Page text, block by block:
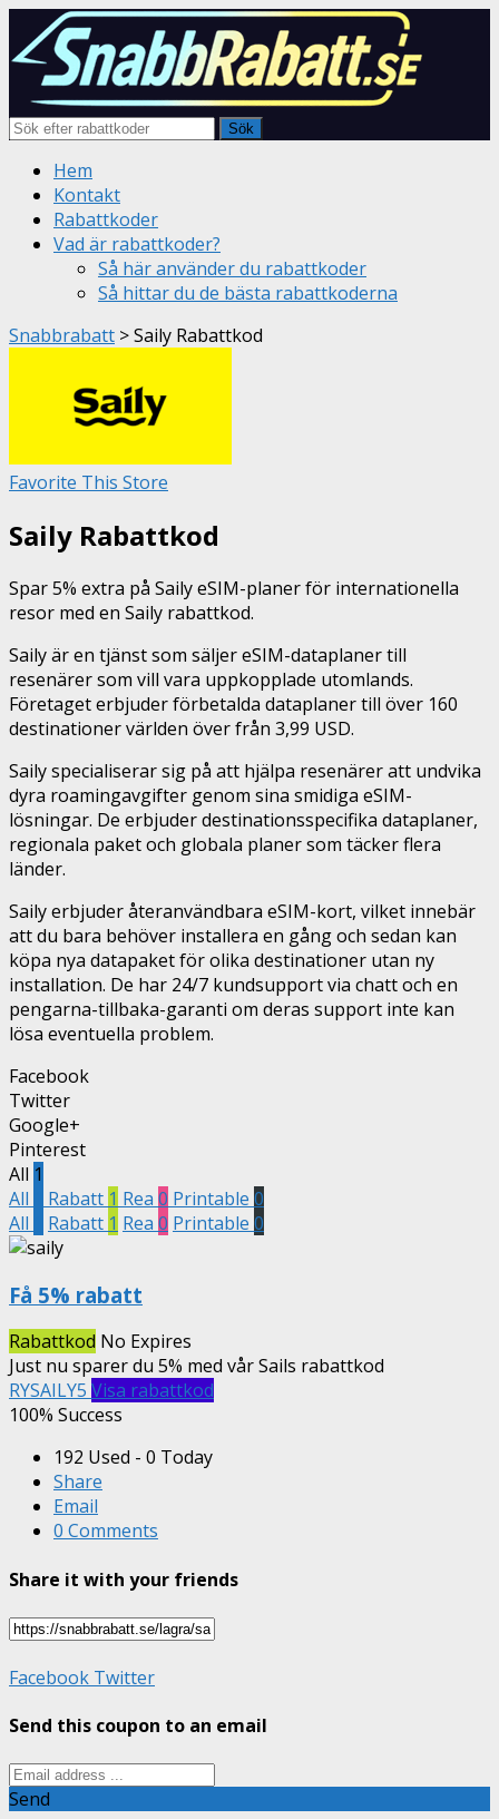
Sök
Skip
content
Hem
Kontakt
Rabattkoder
Vad är rabattkoder?
Så här använder du rabattkoder
Så hittar du de bästa rabattkoderna
Snabbrabatt >Saily Rabattkod
Favorite This Store
Saily Rabattkod
Spar 5% extra på Saily eSIM-planer för internationella
resor med en Saily rabattkod.
Saily är en tjänst som säljer eSIM-dataplaner till
resenärer som vill vara uppkopplade utomlands.
Företaget erbjuder förbetalda dataplaner till över 160
destinationer världen över från 3,99 USD.
Saily specialiserar sig på att hjälpa resenärer att undvika
dyra roamingavgifter genom sina smidiga eSIM-
lösningar. De erbjuder destinationsspecifika dataplaner,
regionala paket och globala planer som täcker flera
länder.
Saily erbjuder återanvändbara eSIM-kort, vilket innebär
att du bara behöver installera en gång och sedan kan
köpa nya datapaket för olika destinationer utan ny
installation. De har 24/7 kundsupport via chatt och en
pengarna-tillbaka-garanti om deras support inte kan
lösa eventuella problem.
Facebook
Twitter
Google+
Pinterest
All 1
All
Rabatt 1 Rea 0 Printable 0
All
Rabatt 1 Rea 0 Printable 0
Få 5% rabatt
Rabattkod No Expires
Just nu sparer du 5% med vår Sails rabattkod
RYSAILY5 Visa rabattkod
100% Success
192 Used - 0 Today
Share
Email
0 Comments
Share it with your friends
Facebook Twitter
Send this coupon to an email
Send